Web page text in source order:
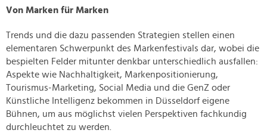
Von Marken für Marken
Trends und die dazu passenden Strategien stellen einen
elementaren Schwerpunkt des Markenfestivals dar, wobei die
bespielten Felder mitunter denkbar unterschiedlich ausfallen:
Aspekte wie Nachhaltigkeit, Markenpositionierung,
Tourismus-Marketing, Social Media und die GenZ oder
Künstliche Intelligenz bekommen in Düsseldorf eigene
Bühnen, um aus möglichst vielen Perspektiven fachkundig
durchleuchtet zu werden.